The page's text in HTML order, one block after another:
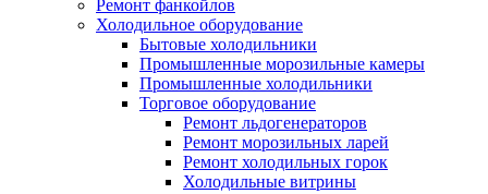
Ремонт фанкойлов
Холодильное оборудование
Бытовые холодильники
Промышленные морозильные камеры
Промышленные холодильники
Торговое оборудование
Ремонт льдогенераторов
Ремонт морозильных ларей
Ремонт холодильных горок
Холодильные витрины